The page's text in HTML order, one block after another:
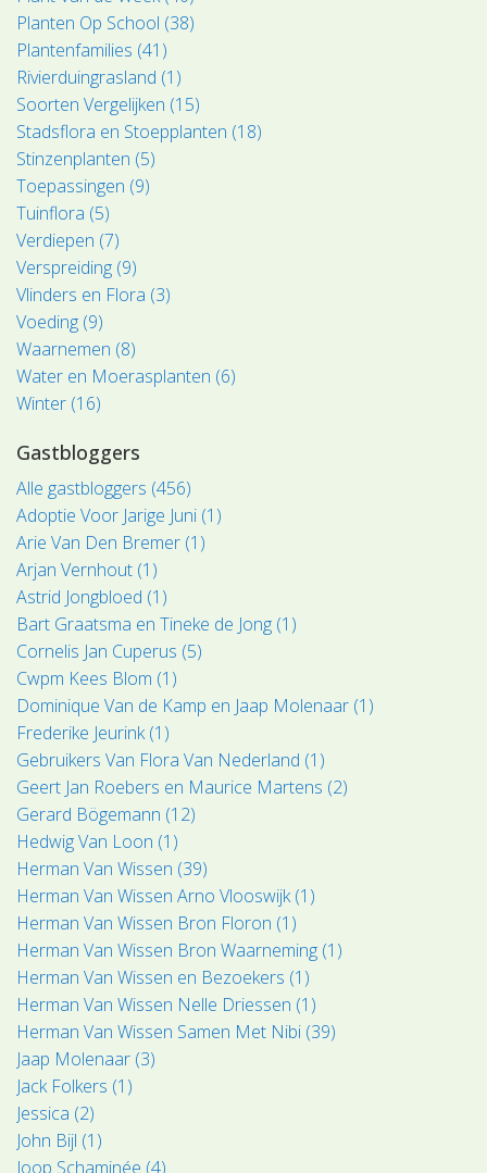
Planten Op School (38)
Plantenfamilies (41)
Rivierduingrasland (1)
Soorten Vergelijken (15)
Stadsflora en Stoepplanten (18)
Stinzenplanten (5)
Toepassingen (9)
Tuinflora (5)
Verdiepen (7)
Verspreiding (9)
Vlinders en Flora (3)
Voeding (9)
Waarnemen (8)
Water en Moerasplanten (6)
Winter (16)
Gastbloggers
Alle gastbloggers (456)
Adoptie Voor Jarige Juni (1)
Arie Van Den Bremer (1)
Arjan Vernhout (1)
Astrid Jongbloed (1)
Bart Graatsma en Tineke de Jong (1)
Cornelis Jan Cuperus (5)
Cwpm Kees Blom (1)
Dominique Van de Kamp en Jaap Molenaar (1)
Frederike Jeurink (1)
Gebruikers Van Flora Van Nederland (1)
Geert Jan Roebers en Maurice Martens (2)
Gerard Bögemann (12)
Hedwig Van Loon (1)
Herman Van Wissen (39)
Herman Van Wissen Arno Vlooswijk (1)
Herman Van Wissen Bron Floron (1)
Herman Van Wissen Bron Waarneming (1)
Herman Van Wissen en Bezoekers (1)
Herman Van Wissen Nelle Driessen (1)
Herman Van Wissen Samen Met Nibi (39)
Jaap Molenaar (3)
Jack Folkers (1)
Jessica (2)
John Bijl (1)
Joop Schaminée (4)